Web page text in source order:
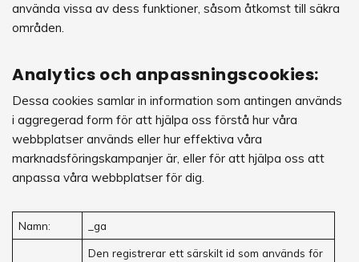
använda vissa av dess funktioner, såsom åtkomst till säkra
områden.
Analytics och anpassningscookies:
Dessa cookies samlar in information som antingen används
i aggregerad form för att hjälpa oss förstå hur våra
webbplatser används eller hur effektiva våra
marknadsföringskampanjer är, eller för att hjälpa oss att
anpassa våra webbplatser för dig.
Namn: _ga
Den registrerar ett särskilt id som används för